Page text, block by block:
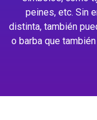
peines, etc. Sin
distinta, también
o barba que